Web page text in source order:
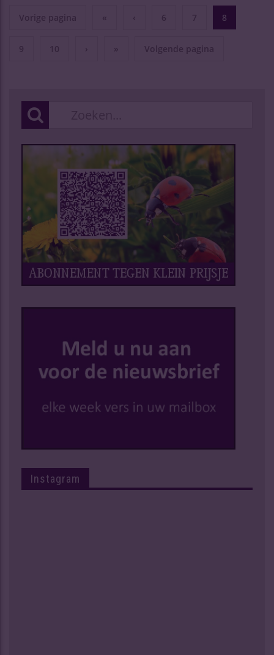
Vorige pagina « ‹ 6 7 8
9 10 Volgende pagina
Instagram